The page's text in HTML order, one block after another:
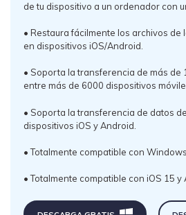
de tu dispositivo a un ordenador con
• Restaura fácilmente los archivos de
en dispositivos iOS/Android.
• Soporta la transferencia de más de
entre más de 6000 dispositivos
• Soporta la transferencia de datos
dispositivos iOS y Android.
• Totalmente compatible con
• Totalmente compatible con iOS 15 y